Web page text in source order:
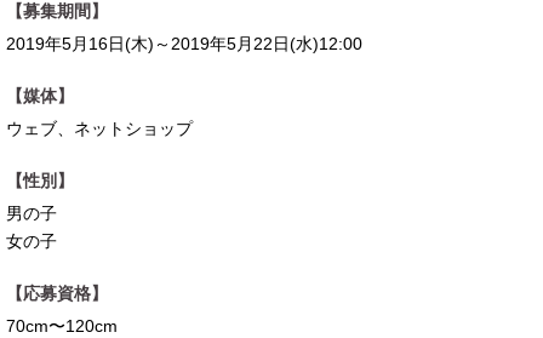
【募集期間】
2019年5月16日(木)～2019年5月22日(水)12:00
【媒体】
ウェブ、ネットショップ
【性別】
男の子
女の子
【応募資格】
70cm〜120cm